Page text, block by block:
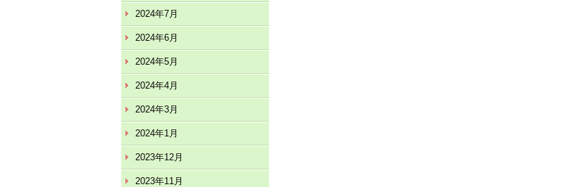
2024年7月
2024年6月
2024年5月
2024年4月
2024年3月
2024年1月
2023年12月
2023年11月